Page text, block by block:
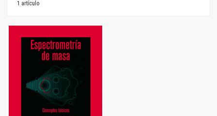
1 artículo